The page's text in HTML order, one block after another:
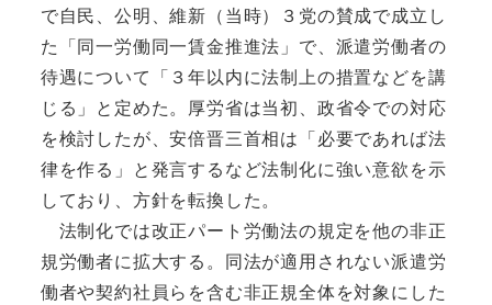
で自民、公明、維新（当時）３党の賛成で成立し
た「同一労働同一賃金推進法」で、派遣労働者の
待遇について「３年以内に法制上の措置などを講
じる」と定めた。厚労省は当初、政省令での対応
を検討したが、安倍晋三首相は「必要であれば法
律を作る」と発言するなど法制化に強い意欲を示
しており、方針を転換した。
法制化では改正パート労働法の規定を他の非正
規労働者に拡大する。同法が適用されない派遣労
働者や契約社員らを含む非正規全体を対象にした